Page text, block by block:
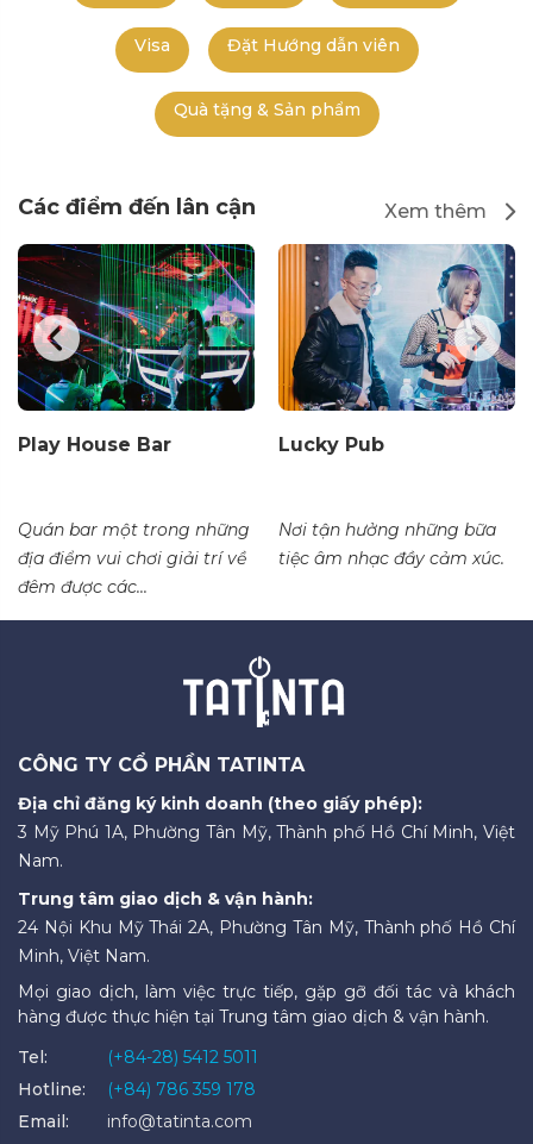
Visa Đặt Hướng dẫn viên
Quà tặng & Sản phẩm
Các điểm đến lân cận Xem thêm
Play House Bar
Quán bar một trong những
địa điểm vui chơi giải trí về
đêm được các...
Lucky Pub
Nơi tận hưởng những bữa
tiệc âm nhạc đầy cảm xúc.
CÔNG TY CỔ PHẦN TATINTA
Địa chỉ đăng ký kinh doanh (theo giấy phép):
3 Mỹ Phú 1A, Phường Tân Mỹ, Thành phố Hồ Chí Minh, Việt
Nam.
Trung tâm giao dịch & vận hành:
24 Nội Khu Mỹ Thái 2A, Phường Tân Mỹ, Thành phố Hồ Chí
Minh, Việt Nam.
Mọi giao dịch, làm việc trực tiếp, gặp gỡ đối tác và khách
hàng được thực hiện tại Trung tâm giao dịch & vận hành.
Tel:
(+84-28) 5412 5011
Hotline:
(+84) 786 359 178
Email:
info@tatinta.com